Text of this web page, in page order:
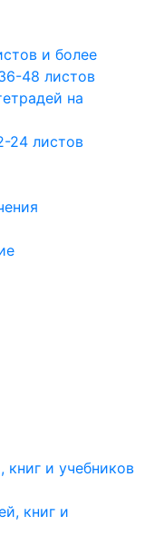
и более
48 листов
на
24 листов
книг и учебников
книг и